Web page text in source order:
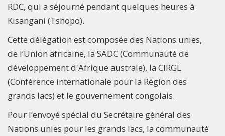
RDC, qui a séjourné pendant quelques heures à
Kisangani (Tshopo).
Cette délégation est composée des Nations unies,
de l’Union africaine, la SADC (Communauté de
développement d'Afrique australe), la CIRGL
(Conférence internationale pour la Région des
grands lacs) et le gouvernement congolais.
Pour l’envoyé spécial du Secrétaire général des
Nations unies pour les grands lacs, la communauté